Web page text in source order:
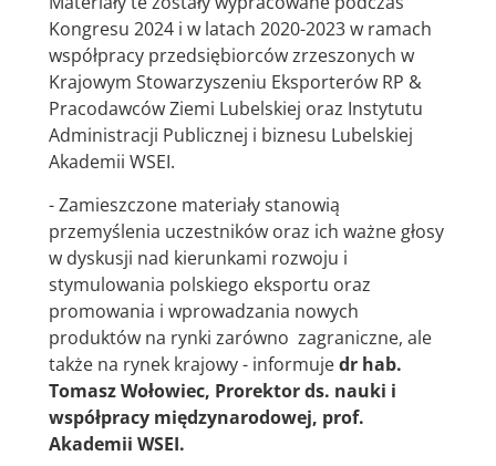
Kongresu 2024 i w latach 2020-2023 w ramach
współpracy przedsiębiorców zrzeszonych w
Krajowym Stowarzyszeniu Eksporterów RP &
Pracodawców Ziemi Lubelskiej oraz Instytutu
Administracji Publicznej i biznesu Lubelskiej
Akademii WSEI.
- Zamieszczone materiały stanowią
przemyślenia uczestników oraz ich ważne głosy
w dyskusji nad kierunkami rozwoju i
stymulowania polskiego eksportu oraz
promowania i wprowadzania nowych
produktów na rynki zarówno zagraniczne, ale
także na rynek krajowy - informujedr hab.
Tomasz Wołowiec, Prorektor ds. nauki i
współpracy międzynarodowej, prof.
Akademii WSEI.